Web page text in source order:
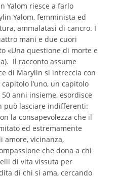
Yalom riesce a farlo
Yalom, femminista ed
ammalatasi di cancro. I
mani e due cuori
«Una questione di morte e
Il racconto assume
di Marylin si intreccia con
l’uno, un capitolo
anni insieme, esordisce
può lasciare indifferenti:
la consapevolezza che il
ed estremamente
amore, vicinanza,
che dona a chi
di vita vissuta per
di chi si ama, cercando